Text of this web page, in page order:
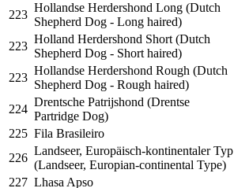
223
Hollandse Herdershond Long (Dutch
Shepherd Dog - Long haired)
223
Holland Herdershond Short (Dutch
Shepherd Dog - Short haired)
223
Hollandse Herdershond Rough (Dutch
Shepherd Dog - Rough haired)
224
Drentsche Patrijshond (Drentse
Partridge Dog)
225 Fila Brasileiro
226
Landseer, Europäisch-kontinentaler Typ
(Landseer, Europian-continental Type)
227 Lhasa Apso